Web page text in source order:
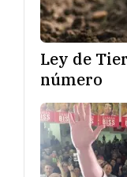
Ley de
número